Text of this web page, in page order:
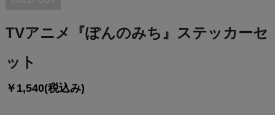
TVアニメ『ぽんのみち』ステッカーセ
ット
￥1,540(税込み)